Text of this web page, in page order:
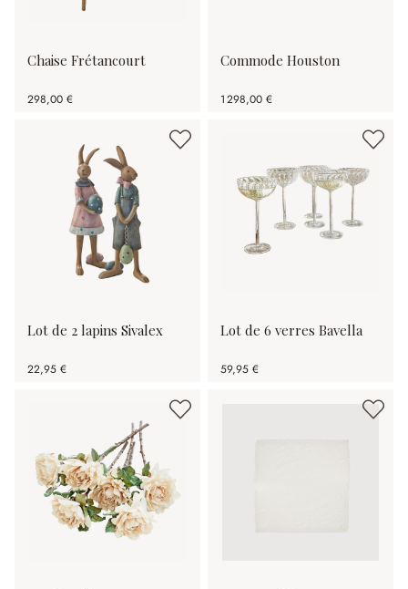
Chaise Frétancourt
298,00 €
Commode Houston
1 298,00 €
Lot de 2 lapins Sivalex
22,95 €
Lot de 6 verres Bavella
59,95 €